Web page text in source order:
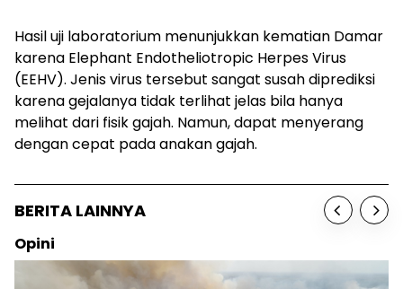
Hasil uji laboratorium menunjukkan kematian Damar
karena Elephant Endotheliotropic Herpes Virus
(EEHV). Jenis virus tersebut sangat susah diprediksi
karena gejalanya tidak terlihat jelas bila hanya
melihat dari fisik gajah. Namun, dapat menyerang
dengan cepat pada anakan gajah.
BERITA LAINNYA
Opini